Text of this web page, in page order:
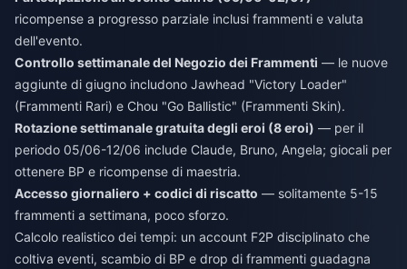
ricompense a progresso parziale inclusi frammenti e valuta
dell'evento.
Controllo settimanale del Negozio dei Frammenti — le nuove
aggiunte di giugno includono Jawhead "Victory Loader"
(Frammenti Rari) e Chou "Go Ballistic" (Frammenti Skin).
Rotazione settimanale gratuita degli eroi (8 eroi) — per il
periodo 05/06-12/06 include Claude, Bruno, Angela; giocali per
ottenere BP e ricompense di maestria.
Accesso giornaliero + codici di riscatto — solitamente 5-15
frammenti a settimana, poco sforzo.
Calcolo realistico dei tempi: un account F2P disciplinato che
coltiva eventi, scambio di BP e drop di frammenti guadagna